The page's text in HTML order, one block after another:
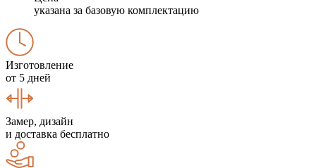
указана за базовую комплектацию
Изготовление
от 5 дней
Замер, дизайн
и доставка бесплатно